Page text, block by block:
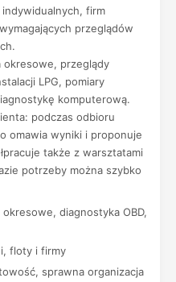
firm
przeglądów
okresowe, przeglądy
LPG, pomiary
komputerową.
podczas odbioru
omawia wyniki i proponuje
także z warsztatami
potrzeby można szybko
diagnostyka OBD,
floty i firmy
sprawna organizacja